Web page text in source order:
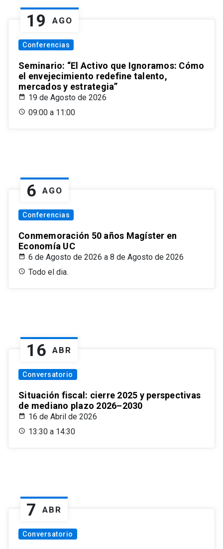
19 AGO
Conferencias
Seminario: “El Activo que Ignoramos: Cómo
el envejecimiento redefine talento,
mercados y estrategia”
19 de Agosto de 2026
09:00 a 11:00
6 AGO
Conferencias
Conmemoración 50 años Magíster en
Economía UC
6 de Agosto de 2026 a 8 de Agosto de 2026
Todo el dia.
16 ABR
Conversatorio
Situación fiscal: cierre 2025 y perspectivas
de mediano plazo 2026–2030
16 de Abril de 2026
13:30 a 14:30
7 ABR
Conversatorio